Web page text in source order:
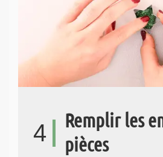
4
Remplir les
pièces